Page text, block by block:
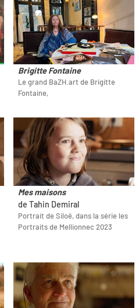
Brigitte Fontaine
Le grand BaZH.art de Brigitte
Fontaine,
Mes maisons
de Tahin Demiral
Portrait de Siloë, dans la série les
Portraits de Mellionnec 2023